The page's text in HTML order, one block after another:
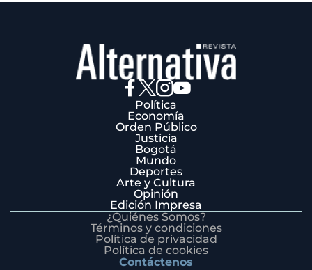
Política
Economía
Orden Público
Justicia
Bogotá
Mundo
Deportes
Arte y Cultura
Opinión
Edición Impresa
¿Quiénes Somos?
Términos y condiciones
Política de privacidad
Política de cookies
Contáctenos